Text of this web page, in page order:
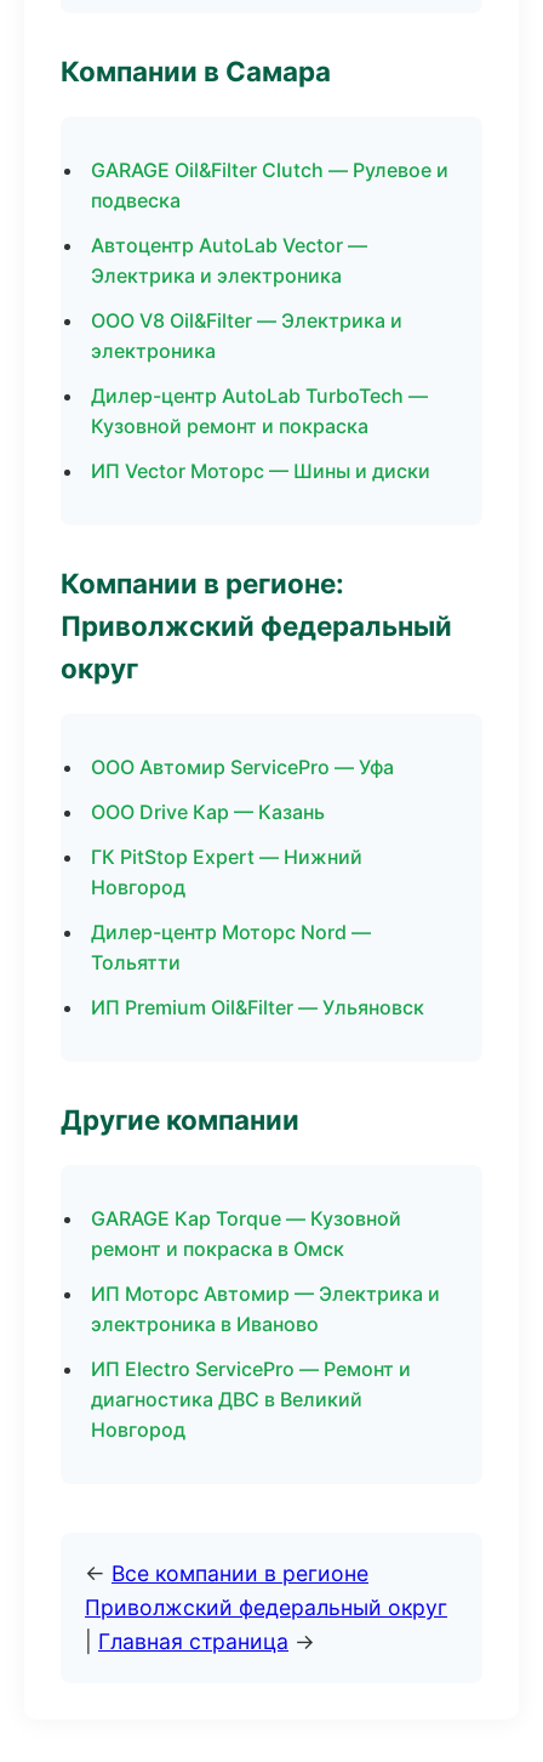
Компании в Самара
GARAGE Oil&Filter Clutch — Рулевое и
подвеска
Автоцентр AutoLab Vector —
Электрика и электроника
ООО V8 Oil&Filter — Электрика и
электроника
Дилер-центр AutoLab TurboTech —
Кузовной ремонт и покраска
ИП Vector Моторс — Шины и диски
Компании в регионе:
Приволжский федеральный
округ
ООО Автомир ServicePro — Уфа
ООО Drive Кар — Казань
ГК PitStop Expert — Нижний
Новгород
Дилер-центр Моторс Nord —
Тольятти
ИП Premium Oil&Filter — Ульяновск
Другие компании
GARAGE Кар Torque — Кузовной
ремонт и покраска в Омск
ИП Моторс Автомир — Электрика и
электроника в Иваново
ИП Electro ServicePro — Ремонт и
диагностика ДВС в Великий
Новгород
← Все компании в регионе
Приволжский федеральный округ
Главная страница →